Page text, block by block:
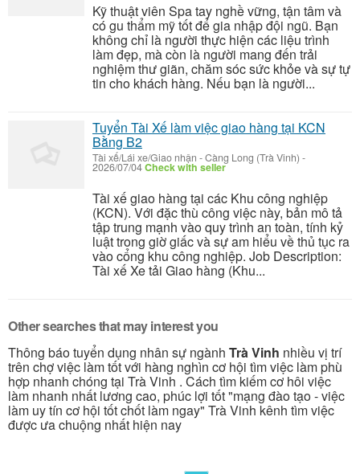
Kỹ thuật viên Spa tay nghề vững, tận tâm và
có gu thẩm mỹ tốt để gia nhập đội ngũ. Bạn
không chỉ là người thực hiện các liệu trình
làm đẹp, mà còn là người mang đến trải
nghiệm thư giãn, chăm sóc sức khỏe và sự tự
tin cho khách hàng. Nếu bạn là người...
Tuyển Tài Xế làm việc giao hàng tại KCN
Bằng B2
Tài xế/Lái xe/Giao nhận -Càng Long (Trà Vinh) -
2026/07/04Check with seller
Tài xế giao hàng tại các Khu công nghiệp
(KCN). Với đặc thù công việc này, bản mô tả
tập trung mạnh vào quy trình an toàn, tính kỷ
luật trong giờ giấc và sự am hiểu về thủ tục ra
vào cổng khu công nghiệp. Job Description:
Tài xế Xe tải Giao hàng (Khu...
Other searches that may interest you
Thông báo tuyển dụng nhân sự ngành Trà Vinh nhiều vị trí
trên chợ việc làm tốt với hàng nghìn cơ hội tìm việc làm phù
hợp nhanh chóng tại Trà Vinh . Cách tìm kiếm cơ hôi việc
làm nhanh nhất lương cao, phúc lợi tốt "mạng đào tạo - việc
làm uy tín cơ hội tốt chốt làm ngay" Trà Vinh kênh tìm việc
được ưa chuộng nhất hiện nay